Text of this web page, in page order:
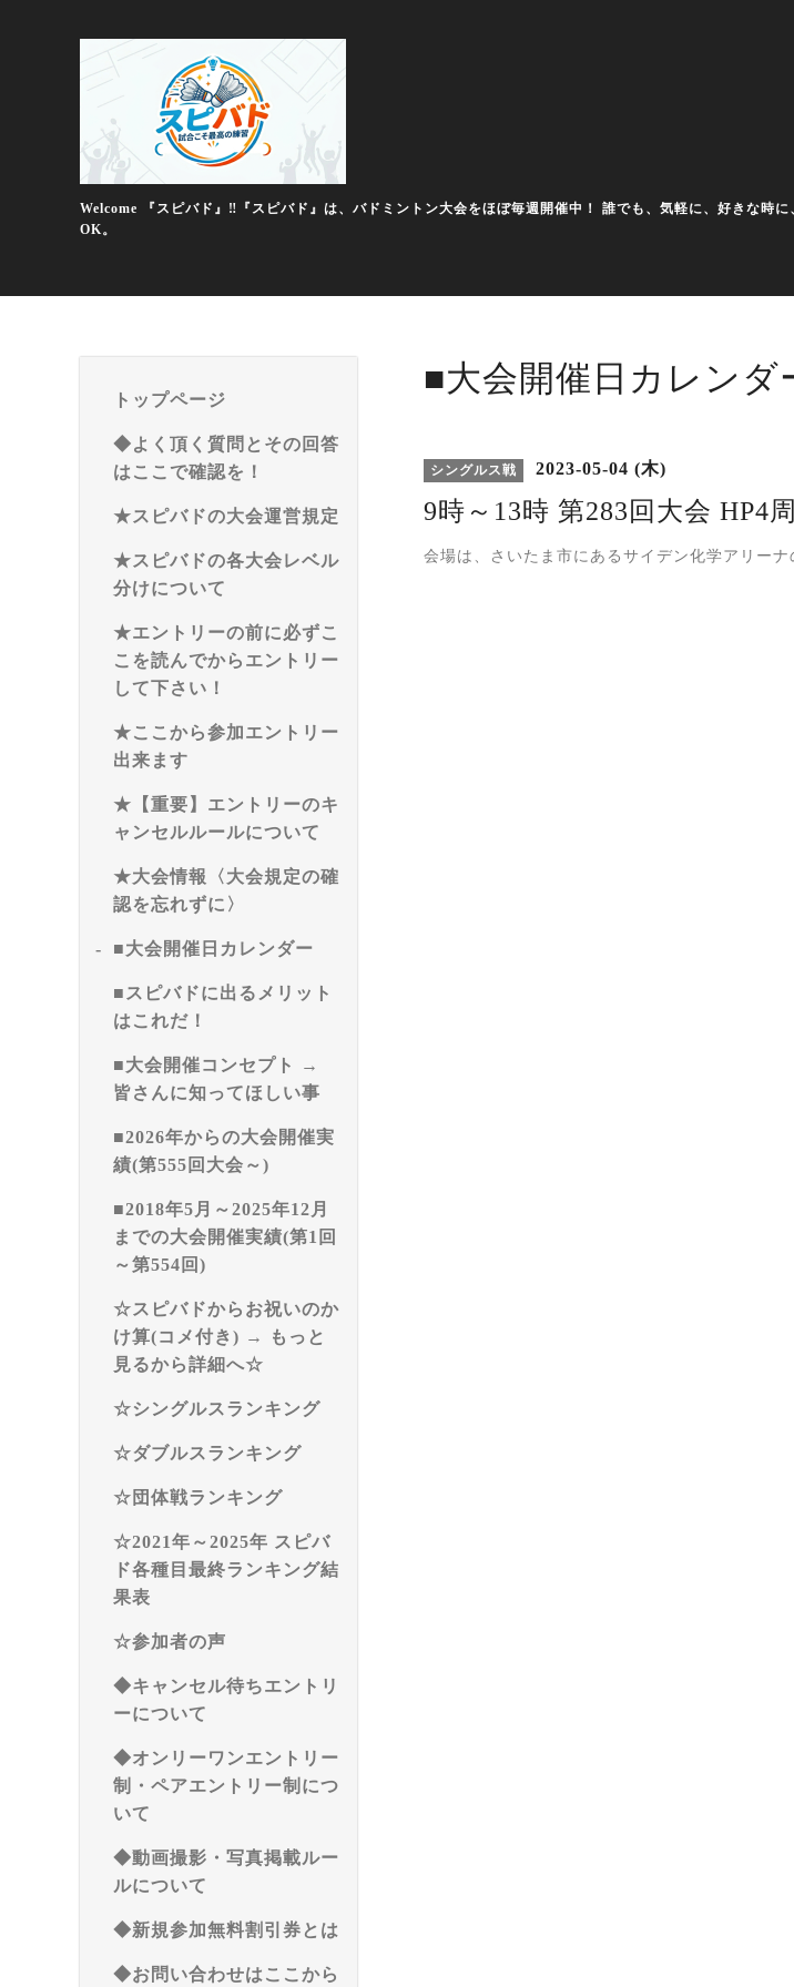
Welcome 『スピバド』‼️『スピバド』は、バドミントン大会をほぼ毎週開催中！ 誰でも、気軽に、好きな時
OK。
トップページ
◆よく頂く質問とその回答
はここで確認を！
★スピバドの大会運営規定
★スピバドの各大会レベル
分けについて
★エントリーの前に必ずこ
こを読んでからエントリー
して下さい！
★ここから参加エントリー
出来ます
★【重要】エントリーのキ
ャンセルルールについて
★大会情報〈大会規定の確
認を忘れずに〉
■大会開催日カレンダー
■スピバドに出るメリット
はこれだ！
■大会開催コンセプト →
皆さんに知ってほしい事
■2026年からの大会開催実
績(第555回大会～)
■2018年5月～2025年12月
までの大会開催実績(第1回
～第554回)
☆スピバドからお祝いのか
け算(コメ付き) → もっと
見るから詳細へ☆
☆シングルスランキング
☆ダブルスランキング
☆団体戦ランキング
☆2021年～2025年 スピバ
ド各種目最終ランキング結
果表
☆参加者の声
◆キャンセル待ちエントリ
ーについて
◆オンリーワンエントリー
制・ペアエントリー制につ
いて
◆動画撮影・写真掲載ルー
ルについて
◆新規参加無料割引券とは
◆お問い合わせはここから
■大会開催日カレンダ
シングルス戦 2023-05-04 (木)
9時～13時 第283回大会
会場は、さいたま市にあるサイデン化学アリーナ